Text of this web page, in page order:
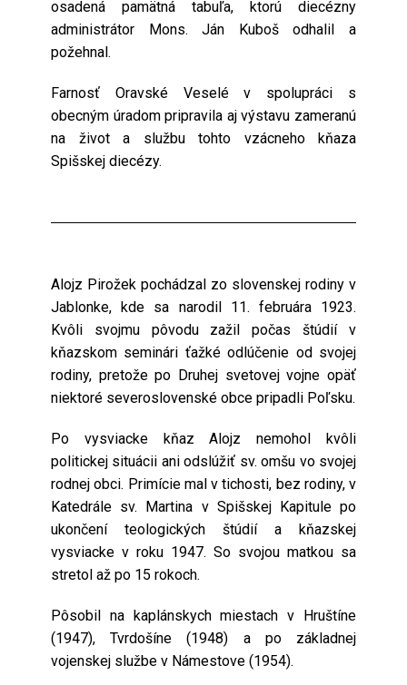
osadená pamätná tabuľa, ktorú diecézny
administrátor Mons. Ján Kuboš odhalil a
požehnal.
Farnosť Oravské Veselé v spolupráci s
obecným úradom pripravila aj výstavu zameranú
na život a službu tohto vzácneho kňaza
Spišskej diecézy.
Alojz Pirožek pochádzal zo slovenskej rodiny v
Jablonke, kde sa narodil 11. februára 1923.
Kvôli svojmu pôvodu zažil počas štúdií v
kňazskom seminári ťažké odlúčenie od svojej
rodiny, pretože po Druhej svetovej vojne opäť
niektoré severoslovenské obce pripadli Poľsku.
Po vysviacke kňaz Alojz nemohol kvôli
politickej situácii ani odslúžiť sv. omšu vo svojej
rodnej obci. Primície mal v tichosti, bez rodiny, v
Katedrále sv. Martina v Spišskej Kapitule po
ukončení teologických štúdií a kňazskej
vysviacke v roku 1947. So svojou matkou sa
stretol až po 15 rokoch.
Pôsobil na kaplánskych miestach v Hruštíne
(1947), Tvrdošíne (1948) a po základnej
vojenskej službe v Námestove (1954).